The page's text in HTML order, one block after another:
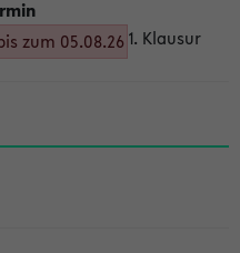
zum 05.08.26 1. Klausur